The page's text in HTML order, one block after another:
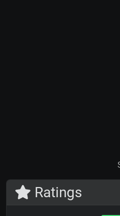
Ratings